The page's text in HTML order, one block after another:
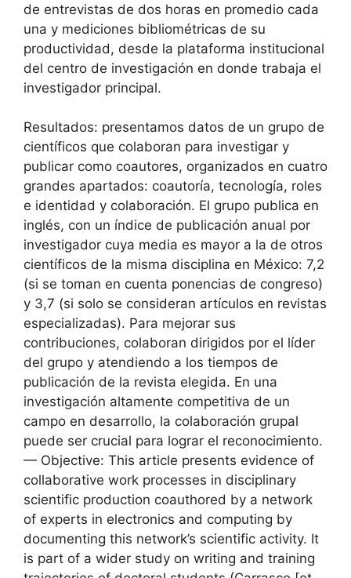
de entrevistas de dos horas en promedio cada
una y mediciones bibliométricas de su
productividad, desde la plataforma institucional
del centro de investigación en donde trabaja el
investigador principal.
Resultados: presentamos datos de un grupo de
científicos que colaboran para investigar y
publicar como coautores, organizados en cuatro
grandes apartados: coautoría, tecnología, roles
e identidad y colaboración. El grupo publica en
inglés, con un índice de publicación anual por
investigador cuya media es mayor a la de otros
científicos de la misma disciplina en México: 7,2
(si se toman en cuenta ponencias de congreso)
y 3,7 (si solo se consideran artículos en revistas
especializadas). Para mejorar sus
contribuciones, colaboran dirigidos por el líder
del grupo y atendiendo a los tiempos de
publicación de la revista elegida. En una
investigación altamente competitiva de un
campo en desarrollo, la colaboración grupal
puede ser crucial para lograr el reconocimiento.
— Objective: This article presents evidence of
collaborative work processes in disciplinary
scientific production coauthored by a network
of experts in electronics and computing by
documenting this network’s scientific activity. It
is part of a wider study on writing and training